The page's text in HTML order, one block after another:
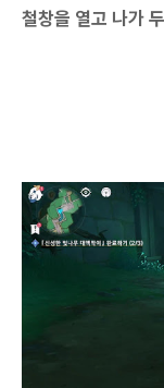
철창을 열고 나가